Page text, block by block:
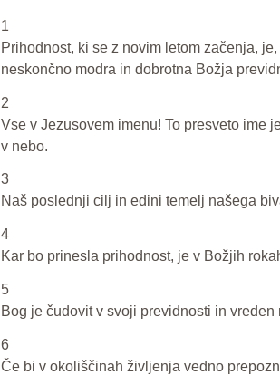
1
Prihodnost, ki se z novim letom začenja,
neskončno modra in dobrotna Božja
2
Vse v Jezusovem imenu! To presveto ime
v nebo.
3
Naš poslednji cilj in edini temelj našega
4
Kar bo prinesla prihodnost, je v Božjih
5
Bog je čudovit v svoji previdnosti in
6
Če bi v okoliščinah življenja vedno